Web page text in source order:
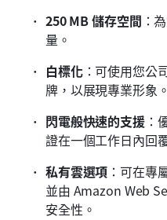
250 MB 儲存空間 ：
量。
白標化：可使用您公
牌，以展現專業形象。
閃電般快速的支援：
證在一個工作日內回
私有雲選項 ：可在專
並由 Amazon Web
安全性。